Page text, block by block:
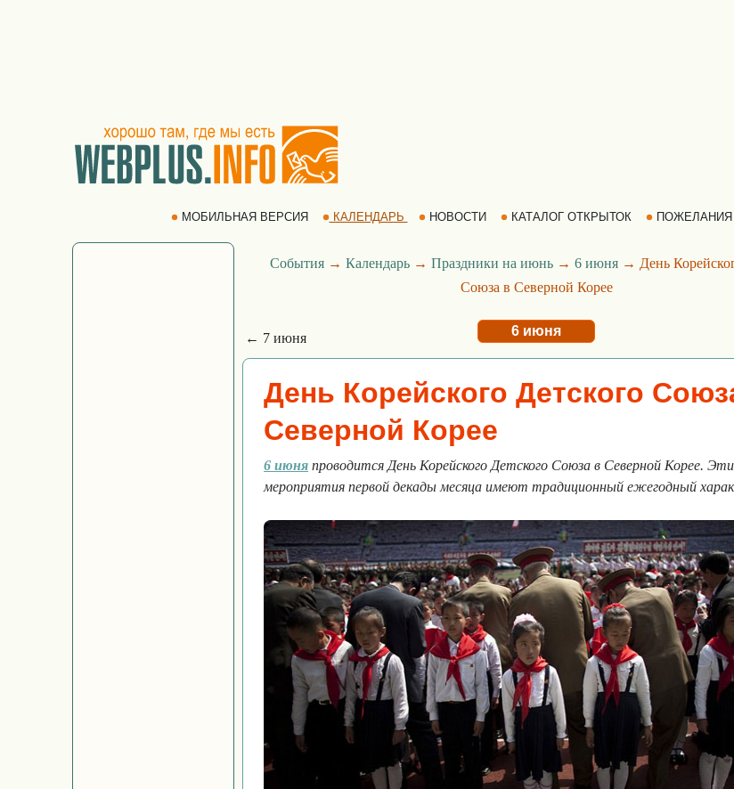
МОБИЛЬНАЯ ВЕРСИЯ КАЛЕНДАРЬ НОВОСТИ КАТАЛОГ ОТКРЫТОК ПОЖЕЛАНИЯ
События → Календарь → Праздники на июнь → 6 июня → День
Союза в Северной Корее
← 7 июня 6 июня
День Корейского Детского
Северной Корее
6 июня проводится День Корейского Детского Союза в Северной Корее.
мероприятия первой декады месяца имеют традиционный ежегодный